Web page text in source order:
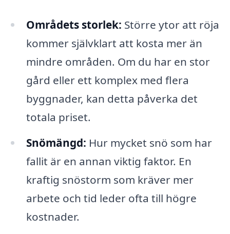
Områdets storlek: Större ytor att röja
kommer självklart att kosta mer än
mindre områden. Om du har en stor
gård eller ett komplex med flera
byggnader, kan detta påverka det
totala priset.
Snömängd: Hur mycket snö som har
fallit är en annan viktig faktor. En
kraftig snöstorm som kräver mer
arbete och tid leder ofta till högre
kostnader.